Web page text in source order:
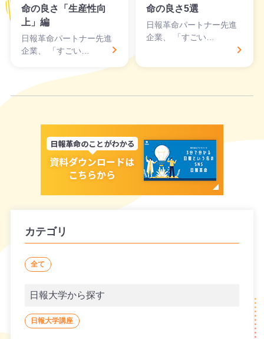
命の良さ「生産性向
上」編
日報革命パートナー先進
企業、 「すごい…
命の良さ5選
日報革命パートナー先進
企業、 「すごい…
カテゴリ
全て
日報大学から探す
日報大学講座